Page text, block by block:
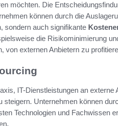
möchten. Die
können durch die
sondern auch signifikante
die Risikominimierung
von externen Anbietern zu
IT-Dienstleistungen an
steigern. Unternehmen können
Technologien und Fachwissen